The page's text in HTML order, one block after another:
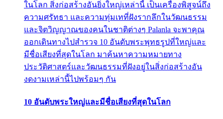
ในโลก สิ่งก่อสร้างอันยิ่งใหญ่เหล่านี้ เป็นเครื่องพิสูจน์ถึง
ความศรัทธา และความทุ่มเทที่ฝังรากลึกในวัฒนธรรม
และจิตวิญญาณของคนในชาติต่างๆ Palanla จะพาคุณ
ออกเดินทางไปสำรวจ 10 อันดับพระพุทธรูปที่ใหญ่และ
มีชื่อเสียงที่สุดในโลก มาค้นหาความหมายทาง
ประวัติศาสตร์และวัฒนธรรมที่ฝังอยู่ในสิ่งก่อสร้างอัน
งดงามเหล่านี้ไปพร้อมๆ กัน
10 อันดับพระใหญ่และมีชื่อเสียงที่สุดในโลก